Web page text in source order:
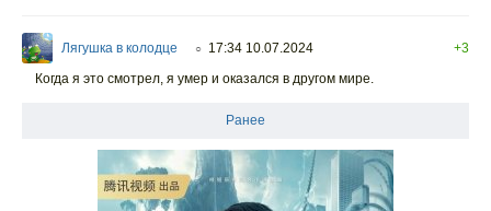
Лягушка в колодце ○ 17:34 10.07.2024
+3
Когда я это смотрел, я умер и оказался в другом мире.
Ранее